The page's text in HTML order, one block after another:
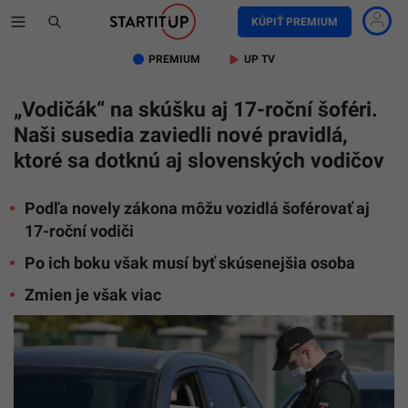
KÚPIŤ PREMIUM
PREMIUM UP TV
„Vodičák“ na skúšku aj 17-roční šoféri.
Naši susedia zaviedli nové pravidlá,
ktoré sa dotknú aj slovenských vodičov
Podľa novely zákona môžu vozidlá šoférovať aj
17-roční vodiči
Po ich boku však musí byť skúsenejšia osoba
Zmien je však viac